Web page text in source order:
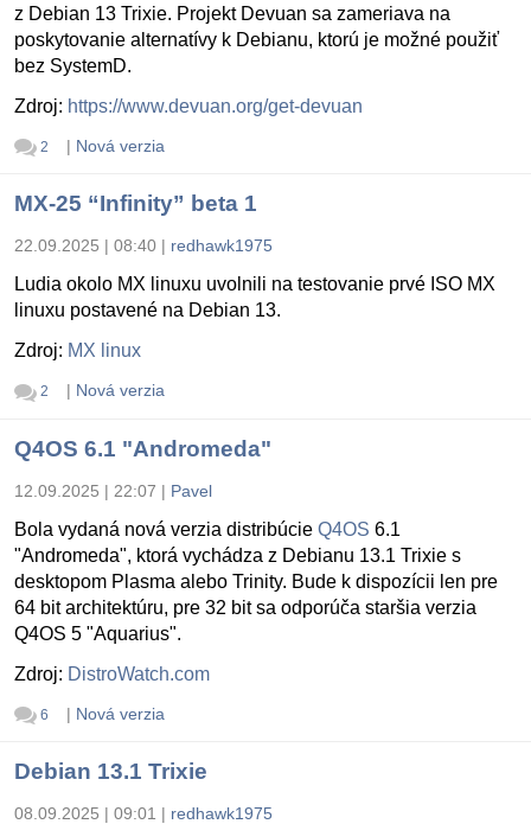
z Debian 13 Trixie. Projekt Devuan sa zameriava na
poskytovanie alternatívy k Debianu, ktorú je možné použiť
bez SystemD.
Zdroj: https://www.devuan.org/get-devuan
2 | Nová verzia
MX-25 “Infinity” beta 1
22.09.2025 | 08:40 | redhawk1975
Ludia okolo MX linuxu uvolnili na testovanie prvé ISO MX
linuxu postavené na Debian 13.
Zdroj: MX linux
2 | Nová verzia
Q4OS 6.1 "Andromeda"
12.09.2025 | 22:07 | Pavel
Bola vydaná nová verzia distribúcie Q4OS 6.1
"Andromeda", ktorá vychádza z Debianu 13.1 Trixie s
desktopom Plasma alebo Trinity. Bude k dispozícii len pre
64 bit architektúru, pre 32 bit sa odporúča staršia verzia
Q4OS 5 "Aquarius".
Zdroj: DistroWatch.com
6 | Nová verzia
Debian 13.1 Trixie
08.09.2025 | 09:01 | redhawk1975